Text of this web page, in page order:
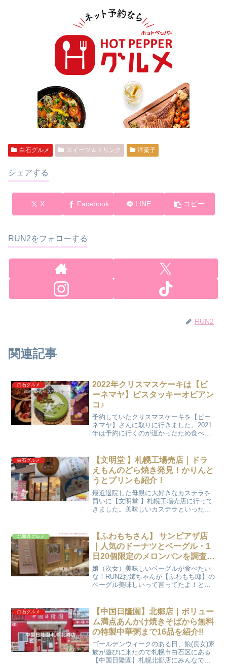
白石グルメ スイーツ＆ドリンク 洋菓子
シェアする
X Facebook LINE コピー
RUN2をフォローする
RUN2
関連記事
白石グルメ
2022年クリスマスケーキは【ビ
ーネマヤ】ピスタッキーオビアン
コ♪
予約していたクリスマスケーキを【ビー
ネマヤ】さんに取りに行きました。2021
年は予約に行くのが遅かったため食べた
でした。今年は早目に行き、無事に「ピ
スタッキーオビアンコ...
白石グルメ
【文明堂 】札幌工場売店｜ドラ
えもんのどら焼き発見！かりんと
うとプリンも紹介！
最近退院した母親に大好きなカステラを
買いに【文明堂 】札幌工場売店に行って
きました。美味しいカステラといったら
買ってみました。店内の様子と一緒に紹
介しますね。スポンサーリ...
北海道グルメ
【ふわもちさん】 サンピアザ店
｜人気のドーナツとベーグル・1
日20個限定のメロンパンを調査し
ました！
娘（次女）美味しいベーグルが食べたい
な！RUN2お姉ちゃんが【ふわもち邸】の
ベーグル美味しいって言ってたよ！とい
わもちさん】は、ドーナツ・ベーグル専
門店【ふわもち邸】...
白石グルメ
【中国日隆園】北郷店｜ボリュー
ム満点あんかけ焼きそばから無料
の特製中華粥まで16品を紹介‼
ゴールデンウィークのある日、娘(長女)家
族が遊びに来たので札幌市白石区にある
【中国日隆園】札幌北郷店にみんなで行